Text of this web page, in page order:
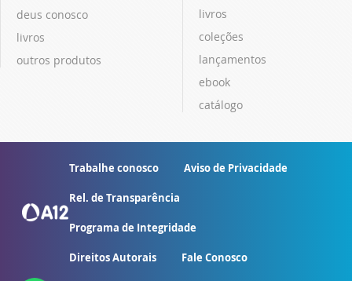
deus conosco
livros
outros produtos
livros
coleções
lançamentos
ebook
catálogo
Trabalhe conosco Aviso de Privacidade
Rel. de Transparência
Programa de Integridade
Direitos Autorais Fale Conosco